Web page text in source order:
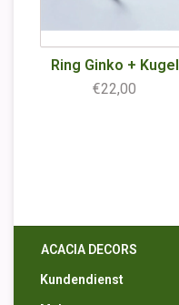
Ring Ginko + Kugel
€22,00
ACACIA DECORS
Kundendienst